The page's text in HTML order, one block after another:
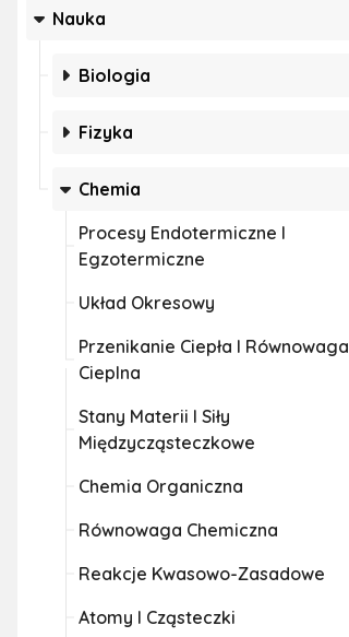
Nauka
Biologia
Fizyka
Chemia
Procesy Endotermiczne I
Egzotermiczne
Układ Okresowy
Przenikanie Ciepła I Równowaga
Cieplna
Stany Materii I Siły
Międzycząsteczkowe
Chemia Organiczna
Równowaga Chemiczna
Reakcje Kwasowo-Zasadowe
Atomy I Cząsteczki